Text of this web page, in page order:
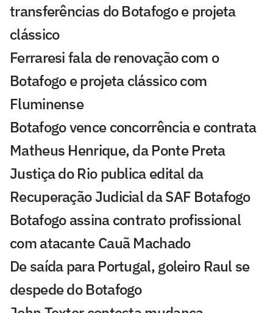
transferências do Botafogo e projeta
clássico
Ferraresi fala de renovação com o
Botafogo e projeta clássico com
Fluminense
Botafogo vence concorrência e contrata
Matheus Henrique, da Ponte Preta
Justiça do Rio publica edital da
Recuperação Judicial da SAF Botafogo
Botafogo assina contrato profissional
com atacante Cauã Machado
De saída para Portugal, goleiro Raul se
despede do Botafogo